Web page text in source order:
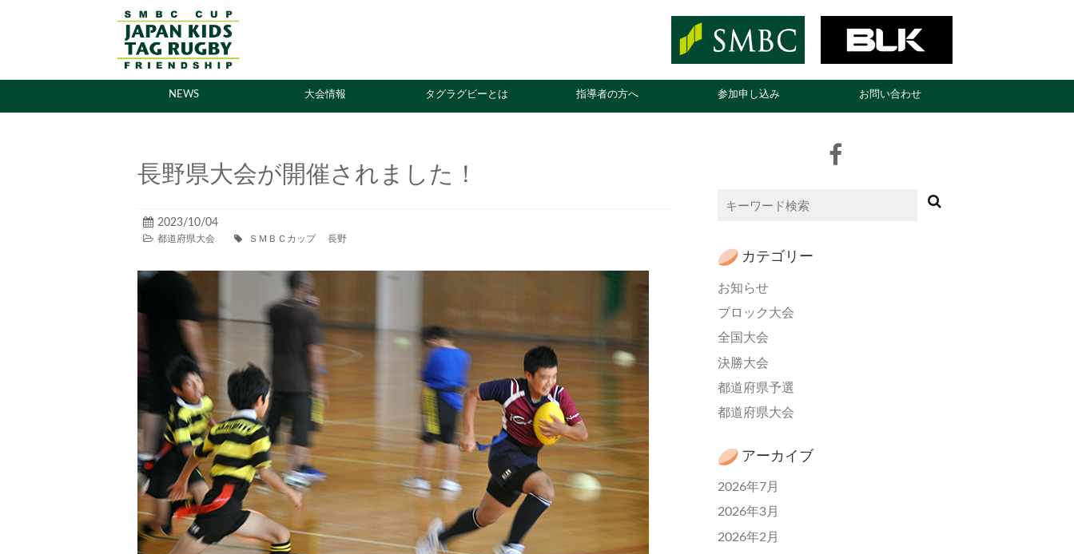
NEWS 大会情報 タグラグビーとは 指導者の方へ 参加申し込み お問い合わせ
長野県大会が開催されました！
2023/10/04
都道府県大会 ＳＭＢＣカップ 長野
カテゴリー
お知らせ
ブロック大会
全国大会
決勝大会
都道府県予選
都道府県大会
アーカイブ
2026年7月
2026年3月
2026年2月